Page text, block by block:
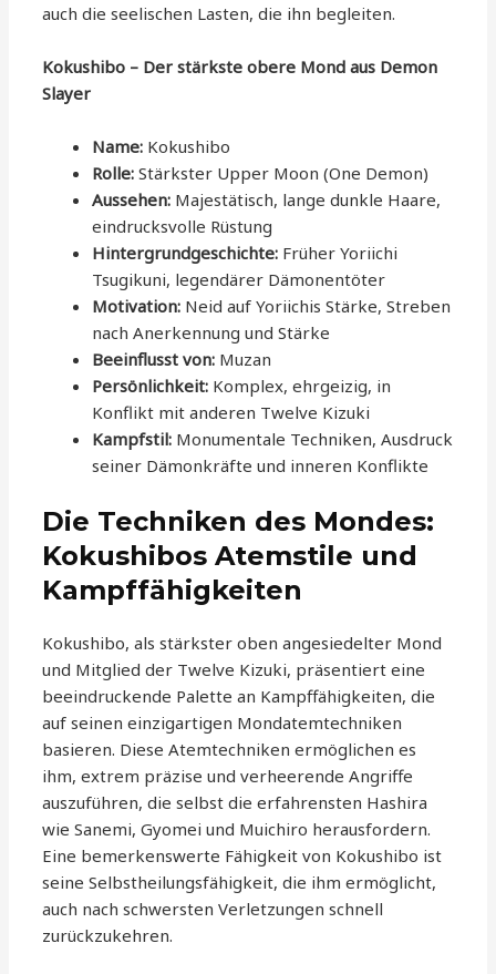
auch die seelischen Lasten, die ihn begleiten.
Kokushibo – Der stärkste obere Mond aus Demon
Slayer
Name: Kokushibo
Rolle: Stärkster Upper Moon (One Demon)
Aussehen: Majestätisch, lange dunkle Haare,
eindrucksvolle Rüstung
Hintergrundgeschichte: Früher Yoriichi
Tsugikuni, legendärer Dämonentöter
Motivation: Neid auf Yoriichis Stärke, Streben
nach Anerkennung und Stärke
Beeinflusst von: Muzan
Persönlichkeit: Komplex, ehrgeizig, in
Konflikt mit anderen Twelve Kizuki
Kampfstil: Monumentale Techniken, Ausdruck
seiner Dämonkräfte und inneren Konflikte
Die Techniken des Mondes:
Kokushibos Atemstile und
Kampffähigkeiten
Kokushibo, als stärkster oben angesiedelter Mond
und Mitglied der Twelve Kizuki, präsentiert eine
beeindruckende Palette an Kampffähigkeiten, die
auf seinen einzigartigen Mondatemtechniken
basieren. Diese Atemtechniken ermöglichen es
ihm, extrem präzise und verheerende Angriffe
auszuführen, die selbst die erfahrensten Hashira
wie Sanemi, Gyomei und Muichiro herausfordern.
Eine bemerkenswerte Fähigkeit von Kokushibo ist
seine Selbstheilungsfähigkeit, die ihm ermöglicht,
auch nach schwersten Verletzungen schnell
zurückzukehren.